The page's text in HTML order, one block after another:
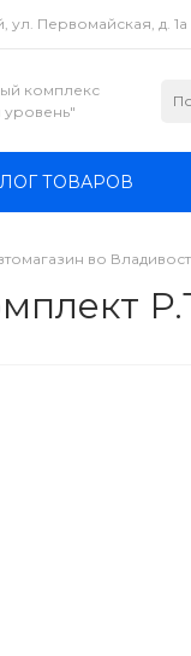
Первомайская, д. 1а
комплекс
ТОВАРОВ
во